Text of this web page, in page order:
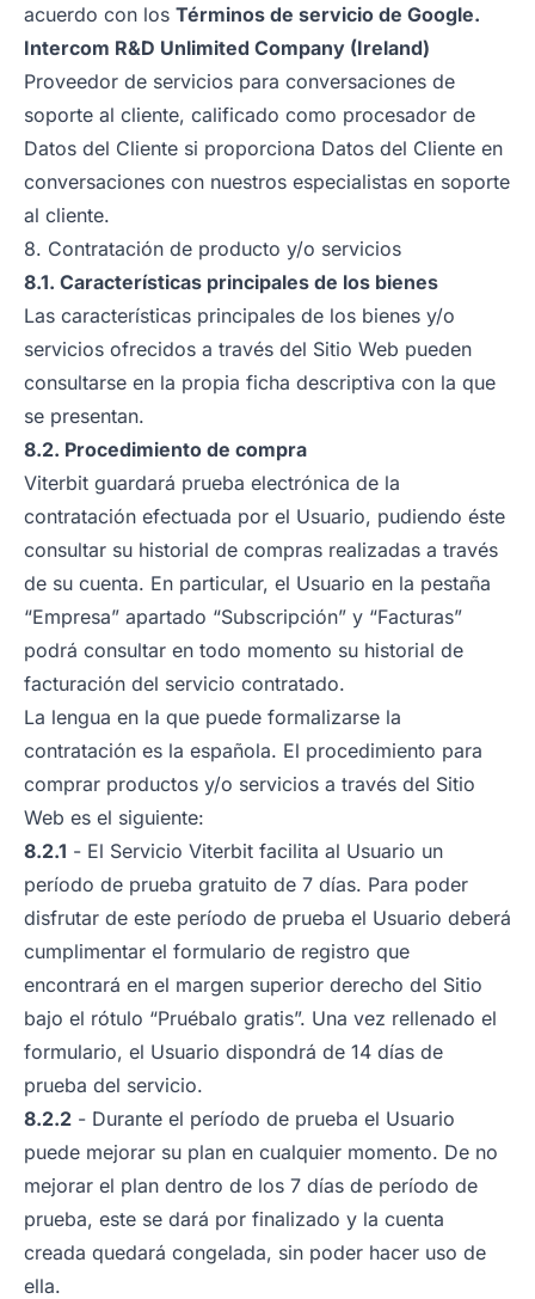
acuerdo con los Términos de servicio de Google.
Intercom R&D Unlimited Company (Ireland)
Proveedor de servicios para conversaciones de
soporte al cliente, calificado como procesador de
Datos del Cliente si proporciona Datos del Cliente en
conversaciones con nuestros especialistas en soporte
al cliente.
8. Contratación de producto y/o servicios
8.1. Características principales de los bienes
Las características principales de los bienes y/o
servicios ofrecidos a través del Sitio Web pueden
consultarse en la propia ficha descriptiva con la que
se presentan.
8.2. Procedimiento de compra
Viterbit guardará prueba electrónica de la
contratación efectuada por el Usuario, pudiendo éste
consultar su historial de compras realizadas a través
de su cuenta. En particular, el Usuario en la pestaña
“Empresa” apartado “Subscripción” y “Facturas”
podrá consultar en todo momento su historial de
facturación del servicio contratado.
La lengua en la que puede formalizarse la
contratación es la española. El procedimiento para
comprar productos y/o servicios a través del Sitio
Web es el siguiente:
8.2.1 - El Servicio Viterbit facilita al Usuario un
período de prueba gratuito de 7 días. Para poder
disfrutar de este período de prueba el Usuario deberá
cumplimentar el formulario de registro que
encontrará en el margen superior derecho del Sitio
bajo el rótulo “Pruébalo gratis”. Una vez rellenado el
formulario, el Usuario dispondrá de 14 días de
prueba del servicio.
8.2.2 - Durante el período de prueba el Usuario
puede mejorar su plan en cualquier momento. De no
mejorar el plan dentro de los 7 días de período de
prueba, este se dará por finalizado y la cuenta
creada quedará congelada, sin poder hacer uso de
ella.